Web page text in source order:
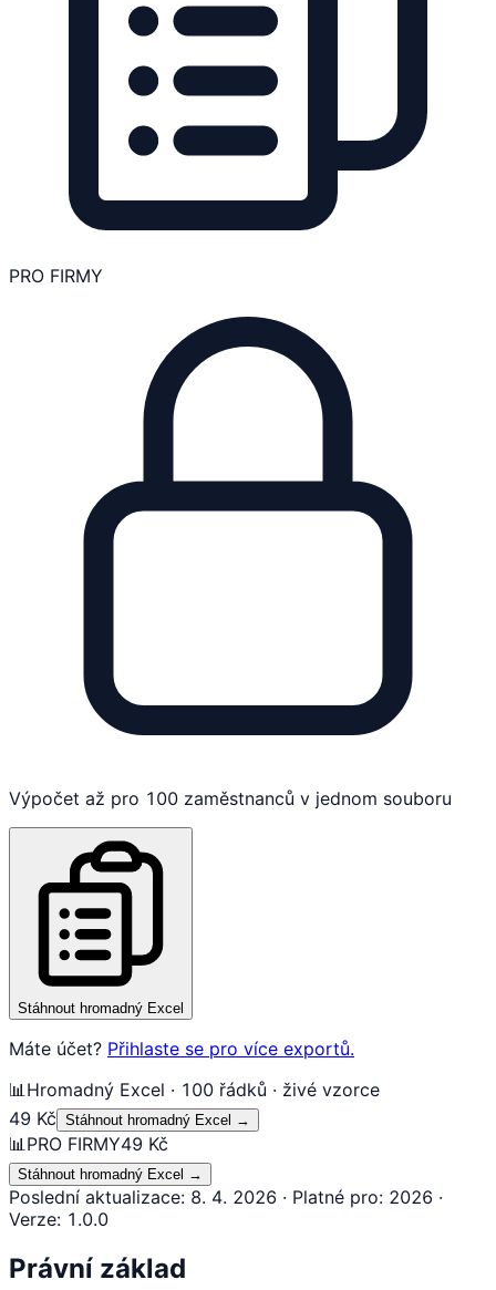
PRO FIRMY
Výpočet až pro 100 zaměstnanců v jednom souboru
Stáhnout hromadný Excel
Máte účet? Přihlaste se pro více exportů.
📊 Hromadný Excel · 100 řádků · živé vzorce
49 Kč Stáhnout hromadný Excel →
📊 PRO FIRMY49 Kč
Stáhnout hromadný Excel →
Poslední aktualizace: 8. 4. 2026 · Platné pro: 2026 ·
Verze: 1.0.0
Právní základ